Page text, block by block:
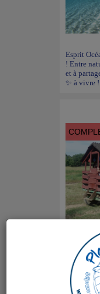
Esprit
! Entre
et à
✨ à vivre !
À la
et font